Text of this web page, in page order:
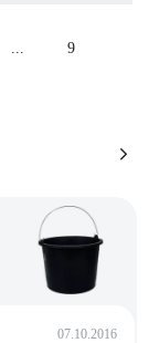
9
07.10.2016